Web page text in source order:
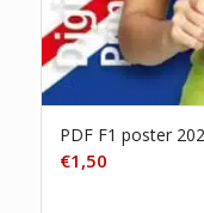
PDF F1 poster
€1,50